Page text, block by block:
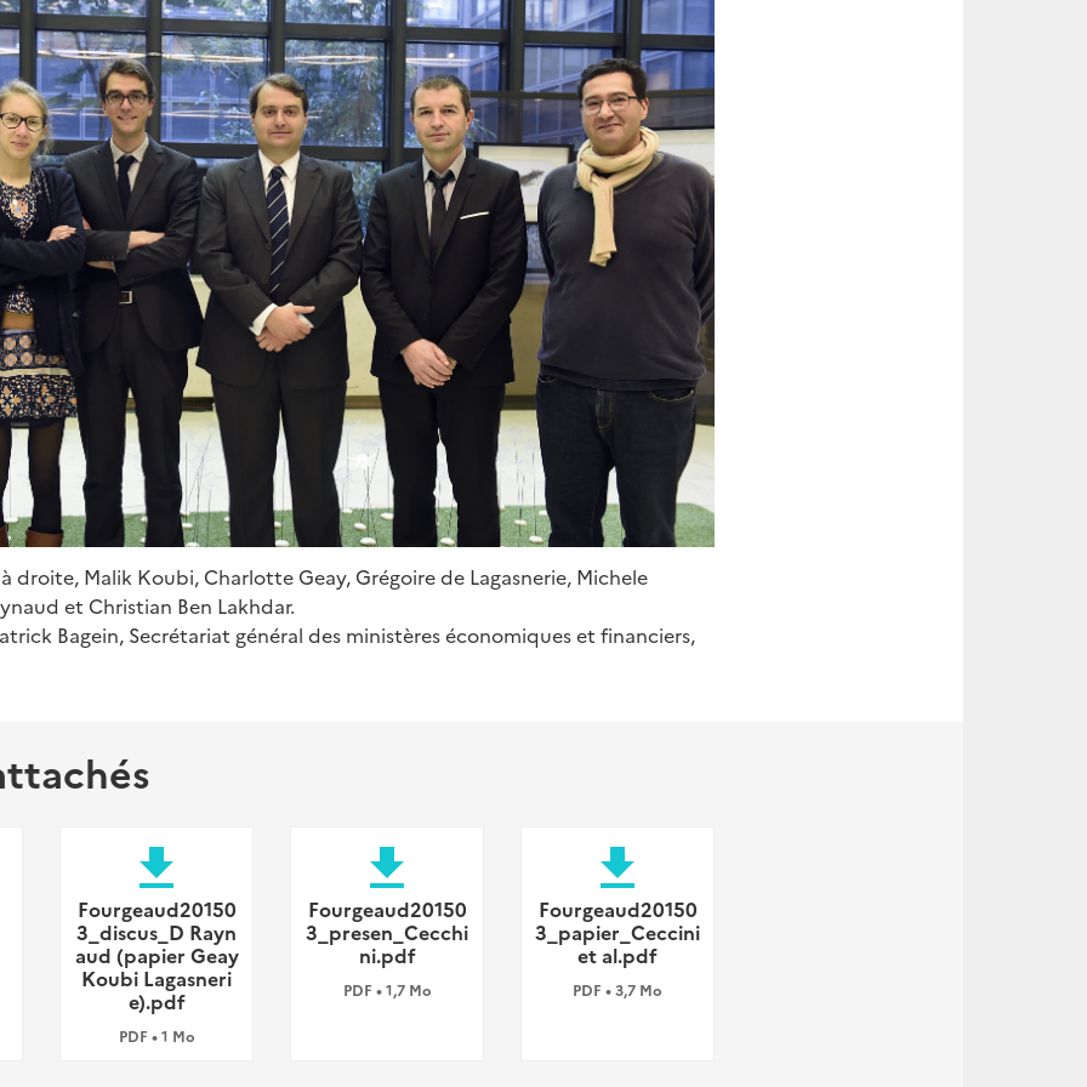
droite, Malik Koubi, Charlotte Geay, Grégoire de Lagasnerie, Michele
et Christian Ben Lakhdar.
Bagein, Secrétariat général des ministères économiques et financiers,
file_download
Fourgeaud20150
3_discus_D Rayn
aud (papier Geay
Koubi Lagasneri
e).pdf
PDF • 1 Mo
file_download
Fourgeaud20150
3_presen_Cecchi
ni.pdf
PDF • 1,7 Mo
file_download
Fourgeaud20150
3_papier_Ceccini
et al.pdf
PDF • 3,7 Mo